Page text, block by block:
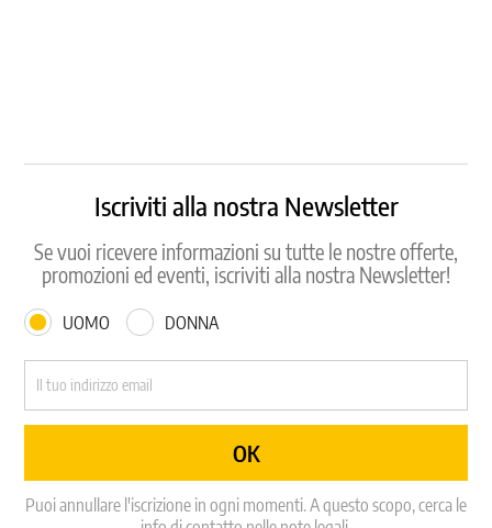
Iscriviti alla nostra Newsletter
Se vuoi ricevere informazioni su tutte le nostre offerte,
promozioni ed eventi, iscriviti alla nostra Newsletter!
UOMO DONNA
Puoi annullare l'iscrizione in ogni momenti. A questo scopo, cerca le